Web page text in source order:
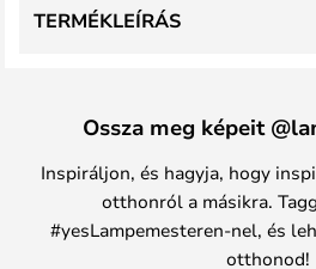
TERMÉKLEÍRÁS
Ossza meg képeit
Inspiráljon, és hagyja, hogy
otthonról a másikra.
#yesLampemesteren-nel, és
otthonod!